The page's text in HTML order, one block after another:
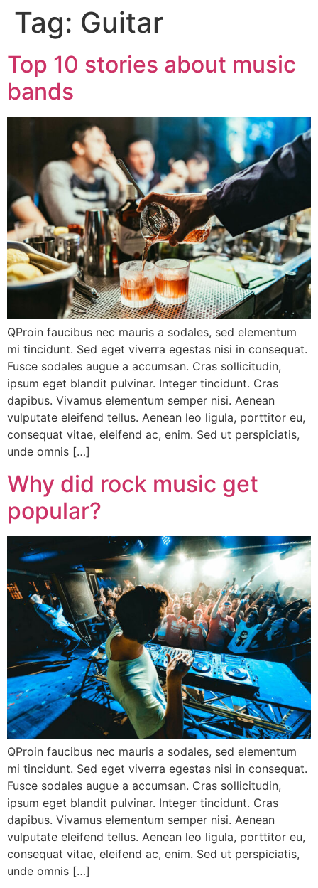
Tag: Guitar
Top 10 stories about music
bands
QProin faucibus nec mauris a sodales, sed elementum
mi tincidunt. Sed eget viverra egestas nisi in consequat.
Fusce sodales augue a accumsan. Cras sollicitudin,
ipsum eget blandit pulvinar. Integer tincidunt. Cras
dapibus. Vivamus elementum semper nisi. Aenean
vulputate eleifend tellus. Aenean leo ligula, porttitor eu,
consequat vitae, eleifend ac, enim. Sed ut perspiciatis,
unde omnis […]
Why did rock music get
popular?
QProin faucibus nec mauris a sodales, sed elementum
mi tincidunt. Sed eget viverra egestas nisi in consequat.
Fusce sodales augue a accumsan. Cras sollicitudin,
ipsum eget blandit pulvinar. Integer tincidunt. Cras
dapibus. Vivamus elementum semper nisi. Aenean
vulputate eleifend tellus. Aenean leo ligula, porttitor eu,
consequat vitae, eleifend ac, enim. Sed ut perspiciatis,
unde omnis […]